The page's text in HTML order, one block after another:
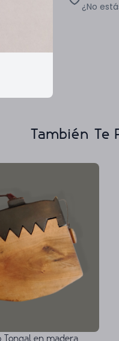
¿No
También Te